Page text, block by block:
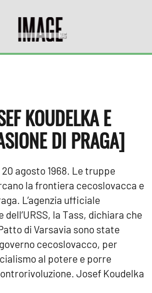
content
KOUDELKA E
DI PRAGA]
20 agosto 1968. Le truppe
la frontiera cecoslovacca e
L’agenzia ufficiale
dell’URSS, la Tass, dichiara che
di Varsavia sono state
cecoslovacco, per
al potere e porre
Josef Koudelka